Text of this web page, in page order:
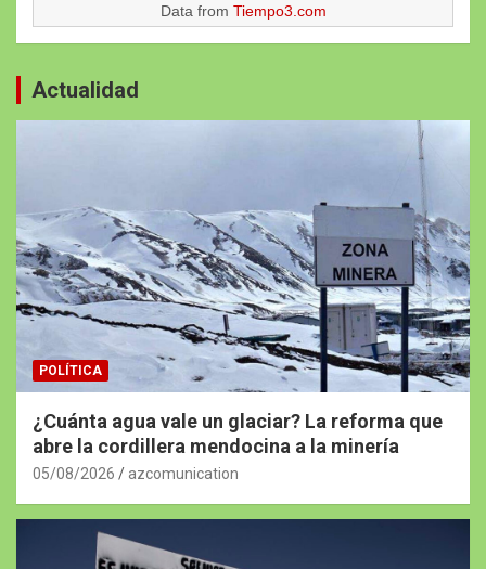
Data from Tiempo3.com
Actualidad
POLÍTICA
¿Cuánta agua vale un glaciar? La reforma que
abre la cordillera mendocina a la minería
05/08/2026 azcomunication